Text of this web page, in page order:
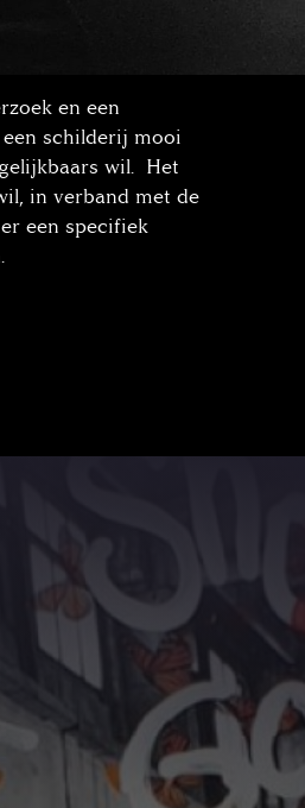
en een
schilderij mooi
wil. Het
in verband met de
een specifiek